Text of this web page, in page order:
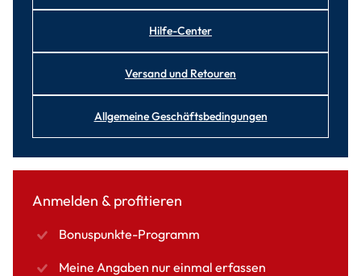
Hilfe-Center
Versand und Retouren
Allgemeine Geschäftsbedingungen
Anmelden & profitieren
Bonuspunkte-Programm
Meine Angaben nur einmal erfassen